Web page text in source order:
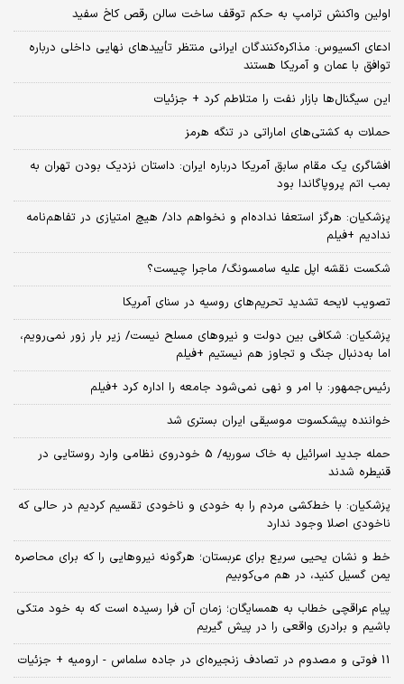
اولین واکنش ترامپ به حکم توقف ساخت سالن رقص کاخ سفید
ادعای اکسیوس: مذاکره‌کنندگان ایرانی منتظر تأییدهای نهایی داخلی درباره
توافق با عمان و آمریکا هستند
این سیگنال‌ها بازار نفت را متلاطم کرد + جزئیات
حملات به کشتی‌های اماراتی در تنگه هرمز
افشاگری یک مقام سابق آمریکا درباره ایران: داستان نزدیک بودن تهران به
بمب اتم پروپاگاندا بود
پزشکیان: هرگز استعفا نداده‌ام و نخواهم داد/ هیچ امتیازی در تفاهم‌نامه
ندادیم +فیلم
شکست نقشه اپل علیه سامسونگ/ ماجرا چیست؟
تصویب لایحه تشدید تحریم‌های روسیه در سنای آمریکا
پزشکیان: شکافی بین دولت و نیروهای مسلح نیست/ زیر بار زور نمی‌رویم،
اما به‌دنبال جنگ و تجاوز هم نیستیم +فیلم
رئیس‌جمهور: با امر و نهی نمی‌شود جامعه را اداره کرد +فیلم
خواننده پیشکسوت موسیقی ایران بستری شد
حمله جدید اسرائیل به خاک سوریه/ 5 خودروی نظامی وارد روستایی در
قنیطره شدند
پزشکیان: با خط‌کشی مردم را به خودی و ناخودی تقسیم کردیم در حالی که
ناخودی اصلا وجود ندارد
خط و نشان یحیی سریع برای عربستان؛ هرگونه نیروهایی را که برای محاصره
یمن گسیل کنید، در هم می‌کوبیم
پیام عراقچی خطاب به همسایگان؛ زمان آن فرا رسیده است که به خود متکی
باشیم و برادری واقعی را در پیش گیریم
11 فوتی و مصدوم در تصادف زنجیره‌ای در جاده سلماس - ارومیه + جزئیات